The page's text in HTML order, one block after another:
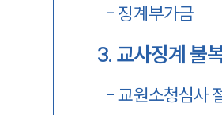
- 징계부가금
3. 교사징계 불
-교원소청심사